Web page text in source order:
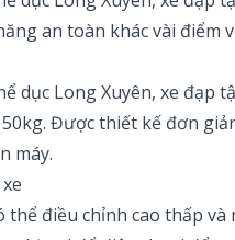
an toàn khác vài điểm
dục Long Xuyên, xe đạp
Được thiết kế đơn
máy.
thể điều chỉnh cao thấp